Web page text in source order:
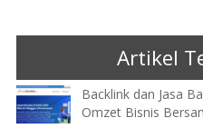
Artikel
Backlink dan Jasa
Omzet Bisnis